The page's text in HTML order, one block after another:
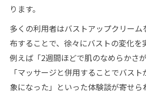
ります。
多くの利用者はバストアップクリーム
布することで、徐々にバストの変化を
例えば「2週間ほどで肌のなめらかさ
「マッサージと併用することでバス
象になった」といった体験談が寄せら